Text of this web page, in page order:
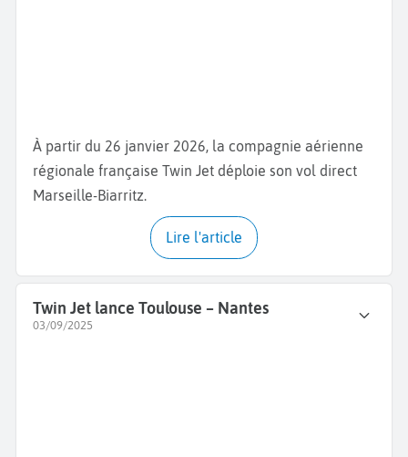
À partir du 26 janvier 2026, la compagnie aérienne
régionale française Twin Jet déploie son vol direct
Marseille-Biarritz.
Lire l'article
Twin Jet lance Toulouse – Nantes
03/09/2025